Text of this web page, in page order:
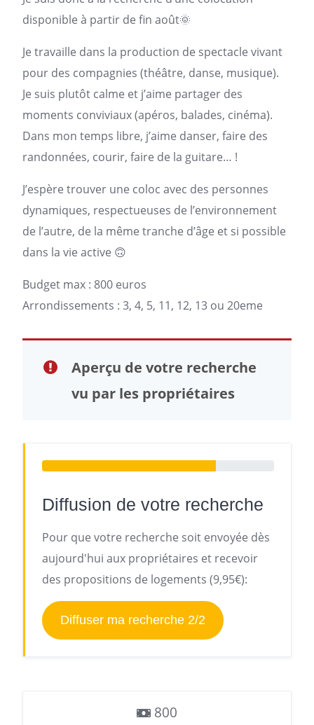
disponible à partir de fin août🌞
Je travaille dans la production de spectacle vivant
pour des compagnies (théâtre, danse, musique).
Je suis plutôt calme et j’aime partager des
moments conviviaux (apéros, balades, cinéma).
Dans mon temps libre, j’aime danser, faire des
randonnées, courir, faire de la guitare… !
J’espère trouver une coloc avec des personnes
dynamiques, respectueuses de l’environnement
de l’autre, de la même tranche d’âge et si possible
dans la vie active 🙃
Budget max : 800 euros
Arrondissements : 3, 4, 5, 11, 12, 13 ou 20eme
Aperçu de votre recherche
vu par les propriétaires
Diffusion de votre recherche
Pour que votre recherche soit envoyée dès
aujourd'hui aux propriétaires et recevoir
des propositions de logements (9,95€):
Diffuser ma recherche 2/2
800